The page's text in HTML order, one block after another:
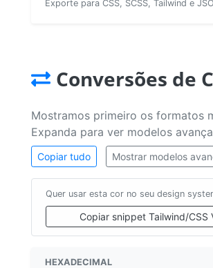
Exporte para CSS, SCSS, Tailwind e
Conversões de
Mostramos primeiro os formatos
Expanda para ver modelos
Copiar tudo Mostrar modelos
Quer usar esta cor no seu design
Copiar snippet Tailwind/CSS
HEXADECIMAL